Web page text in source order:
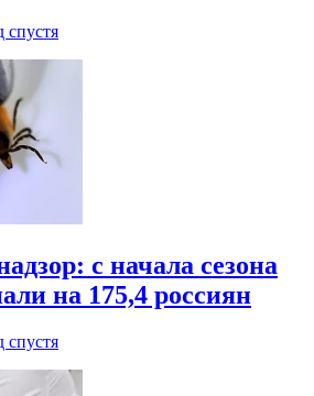
спустя
с начала сезона
на 175,4 россиян
спустя